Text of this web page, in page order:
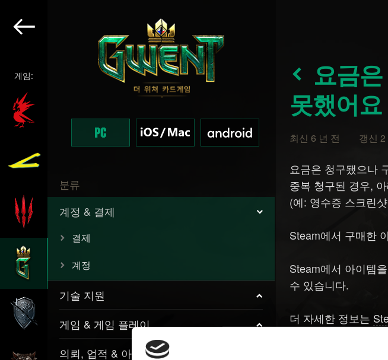
게임:
분류
계정 & 결제
결제
계정
기술 지원
게임 & 게임 플레이
의뢰, 업적 & 아이템
요금은 청구됐는데 구매한 아이템은 받지
못했어
최신 6 년 전 갱신 2
요금은 청구됐으나
중복 청구된 경우,
(예: 영수증 스크린
Steam에서 구매한
Steam에서 아이템
수 있습니다.
더 자세한 정보는